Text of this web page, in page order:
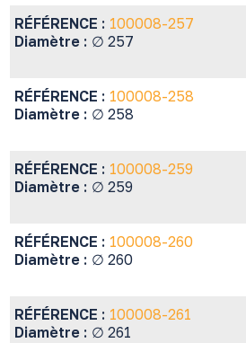
RÉFÉRENCE : 100008-257
Diamètre : ∅ 257
RÉFÉRENCE : 100008-258
Diamètre : ∅ 258
RÉFÉRENCE : 100008-259
Diamètre : ∅ 259
RÉFÉRENCE : 100008-260
Diamètre : ∅ 260
RÉFÉRENCE : 100008-261
Diamètre : ∅ 261